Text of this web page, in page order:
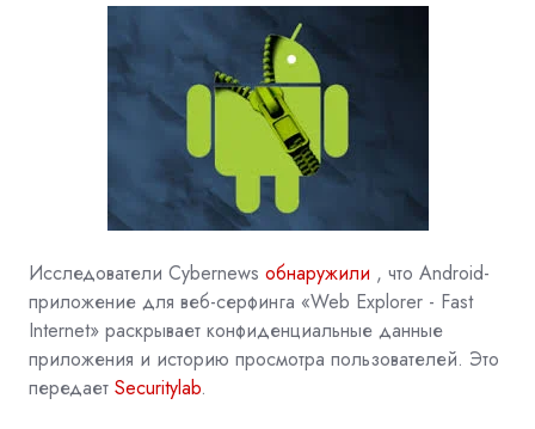
Исследователи Cybernews обнаружили , что Android-
приложение для веб-серфинга «Web Explorer - Fast
Internet» раскрывает конфиденциальные данные
приложения и историю просмотра пользователей. Это
передает Securitylab.